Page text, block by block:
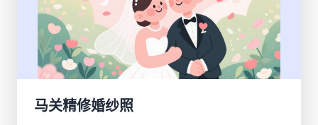
马关精修婚纱照